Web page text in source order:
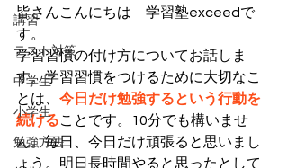
講習
テスト対策
中学生
小学生
勉強方法
皆さんこんにちは　学習塾exceedで
す。
学習習慣の付け方についてお話しま
す。学習習慣をつけるために大切なこ
とは、 今日だけ勉強するという行動を
続けることです。10分でも構いませ
ん。毎日、今日だけ頑張ると思いまし
ょう。明日長時間やると思ったとして